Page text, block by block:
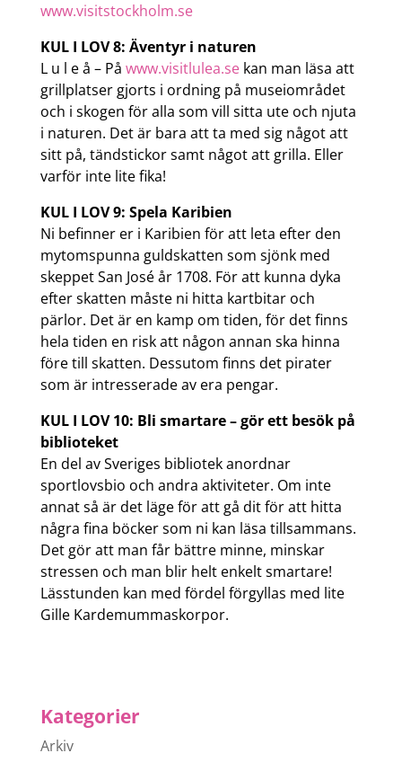
www.visitstockholm.se
KUL I LOV 8: Äventyr i naturen
L u l e å – På www.visitlulea.sekan man läsa att
grillplatser gjorts i ordning på museiområdet
och i skogen för alla som vill sitta ute och njuta
i naturen. Det är bara att ta med sig något att
sitt på, tändstickor samt något att grilla. Eller
varför inte lite fika!
KUL I LOV 9: Spela Karibien
Ni befinner er i Karibien för att leta efter den
mytomspunna guldskatten som sjönk med
skeppet San José år 1708. För att kunna dyka
efter skatten måste ni hitta kartbitar och
pärlor. Det är en kamp om tiden, för det finns
hela tiden en risk att någon annan ska hinna
före till skatten. Dessutom finns det pirater
som är intresserade av era pengar.
KUL I LOV 10: Bli smartare – gör ett besök på
biblioteket
En del av Sveriges bibliotek anordnar
sportlovsbio och andra aktiviteter. Om inte
annat så är det läge för att gå dit för att hitta
några fina böcker som ni kan läsa tillsammans.
Det gör att man får bättre minne, minskar
stressen och man blir helt enkelt smartare!
Lässtunden kan med fördel förgyllas med lite
Gille Kardemummaskorpor.
Kategorier
Arkiv